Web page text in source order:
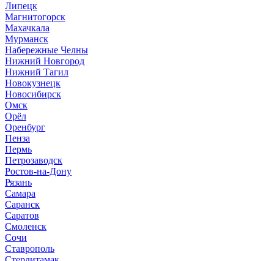
Липецк
Магнитогорск
Махачкала
Мурманск
Набережные Челны
Нижний Новгород
Нижний Тагил
Новокузнецк
Новосибирск
Омск
Орёл
Оренбург
Пенза
Пермь
Петрозаводск
Ростов-на-Дону
Рязань
Самара
Саранск
Саратов
Смоленск
Сочи
Ставрополь